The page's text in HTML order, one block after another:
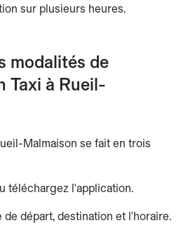
sur plusieurs heures.
modalités de
Taxi à Rueil-
Malmaison se fait en trois
téléchargez l'application.
de départ, destination et l'horaire.